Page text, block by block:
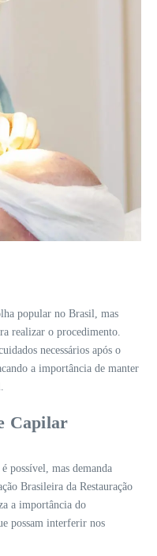
popular no Brasil, mas
realizar o procedimento.
necessários após o
a importância de manter
Capilar
possível, mas demanda
Brasileira da Restauração
a importância do
possam interferir nos